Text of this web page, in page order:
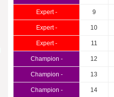
Expert - 9
Expert - 10
Expert - 11
Champion - 12
Champion - 13
Champion - 14